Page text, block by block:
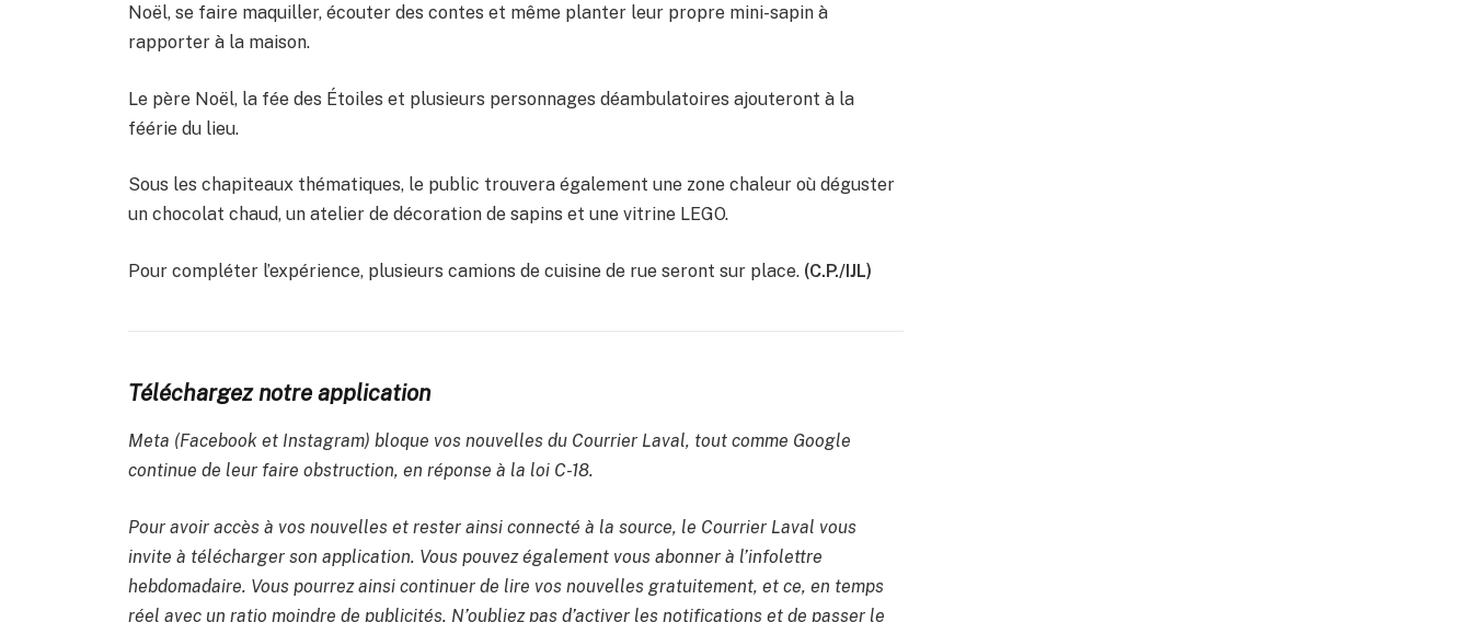
Noël, se faire maquiller, écouter des contes et même planter leur propre mini-sapin à
rapporter à la maison.
Le père Noël, la fée des Étoiles et plusieurs personnages déambulatoires ajouteront à la
féérie du lieu.
Sous les chapiteaux thématiques, le public trouvera également une zone chaleur où déguster
un chocolat chaud, un atelier de décoration de sapins et une vitrine LEGO.
Pour compléter l’expérience, plusieurs camions de cuisine de rue seront sur place. (C.P./IJL)
Téléchargez notre application
Meta (Facebook et Instagram) bloque vos nouvelles du Courrier Laval, tout comme Google
continue de leur faire obstruction, en réponse à la loi C-18.
Pour avoir accès à vos nouvelles et rester ainsi connecté à la source, le Courrier Laval vous
invite à télécharger son application. Vous pouvez également vous abonner à l’infolettre
hebdomadaire. Vous pourrez ainsi continuer de lire vos nouvelles gratuitement, et ce, en temps
réel avec un ratio moindre de publicités. N’oubliez pas d’activer les notifications et de passer le